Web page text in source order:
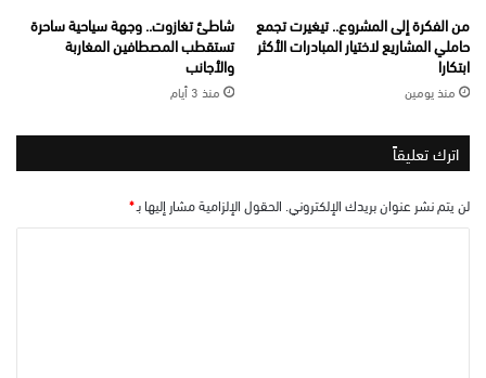
من الفكرة إلى المشروع.. تيغيرت تجمع
حاملي المشاريع لاختيار المبادرات الأكثر
ابتكارا
منذ يومين
شاطئ تغازوت.. وجهة سياحية ساحرة
تستقطب المصطافين المغاربة
والأجانب
منذ 3 أيام
اترك تعليقاً
لن يتم نشر عنوان بريدك الإلكتروني. الحقول الإلزامية مشار إليها بـ*